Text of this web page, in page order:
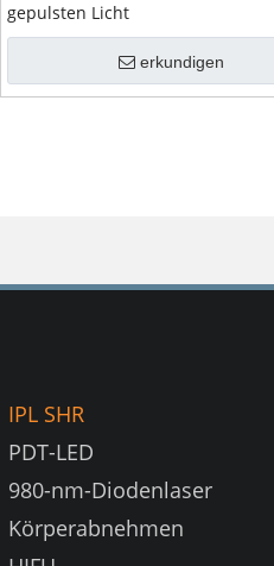
gepulsten Licht
erkundigen
IPL SHR
PDT-LED
980-nm-Diodenlaser
Körperabnehmen